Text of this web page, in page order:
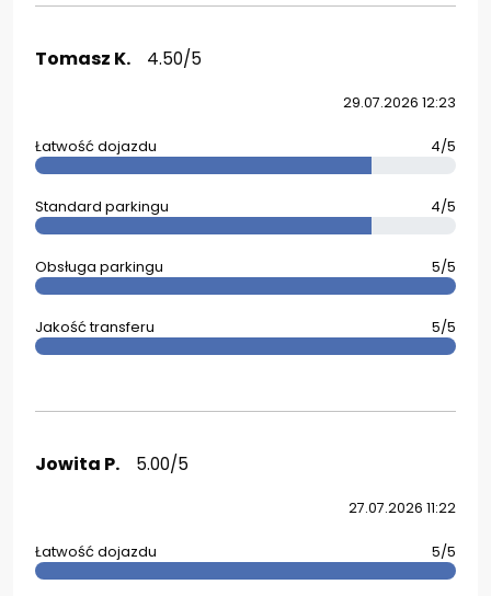
Tomasz K. 4.50/5
29.07.2026 12:23
Łatwość dojazdu 4/5
Standard parkingu 4/5
Obsługa parkingu 5/5
Jakość transferu 5/5
Jowita P. 5.00/5
27.07.2026 11:22
Łatwość dojazdu 5/5